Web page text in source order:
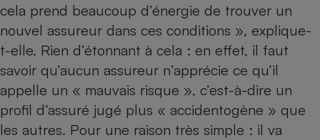
cela prend beaucoup d’énergie de trouver un
nouvel assureur dans ces conditions », explique-
t-elle. Rien d’étonnant à cela : en effet, il faut
savoir qu’aucun assureur n’apprécie ce qu’il
appelle un « mauvais risque », c’est-à-dire un
profil d’assuré jugé plus « accidentogène » que
les autres. Pour une raison très simple : il va
Cafetière à expressos